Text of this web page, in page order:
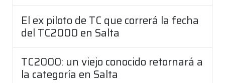
El ex piloto de TC que correrá la fecha
del TC2000 en Salta
TC2000: un viejo conocido retornará a
la categoría en Salta